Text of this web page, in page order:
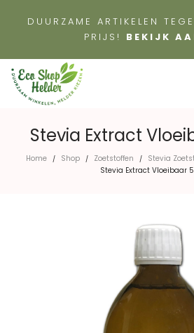
DUURZAME ARTIKELEN
PRIJS! BEKIJK
Stevia Extract
Home / Shop / Zoetstoffen / Stevia
Stevia Extract Vloeibaar